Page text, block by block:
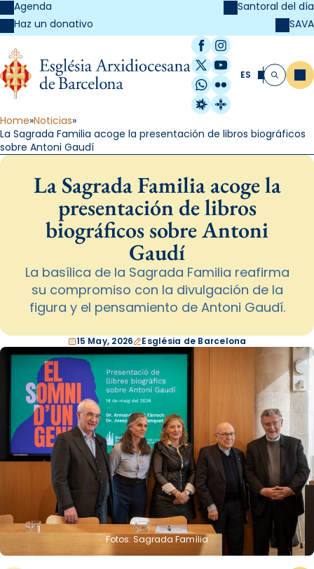
Agenda
Haz un donativo
Santoral del día
SAVA
Facebook
Instagram
X / Twitter
YouTube
WhatsApp
Flickr
Radio Estel
Catalunya
ES Buscar
Home Noticias
La Sagrada Familia acoge la presentación de libros biográficos
sobre Antoni Gaudí
La Sagrada Familia acoge la
presentación de libros
biográficos sobre Antoni
Gaudí
La basílica de la Sagrada Familia reafirma
su compromiso con la divulgación de la
figura y el pensamiento de Antoni Gaudí.
15 May, 2026 Església de Barcelona
Fotos: Sagrada Família